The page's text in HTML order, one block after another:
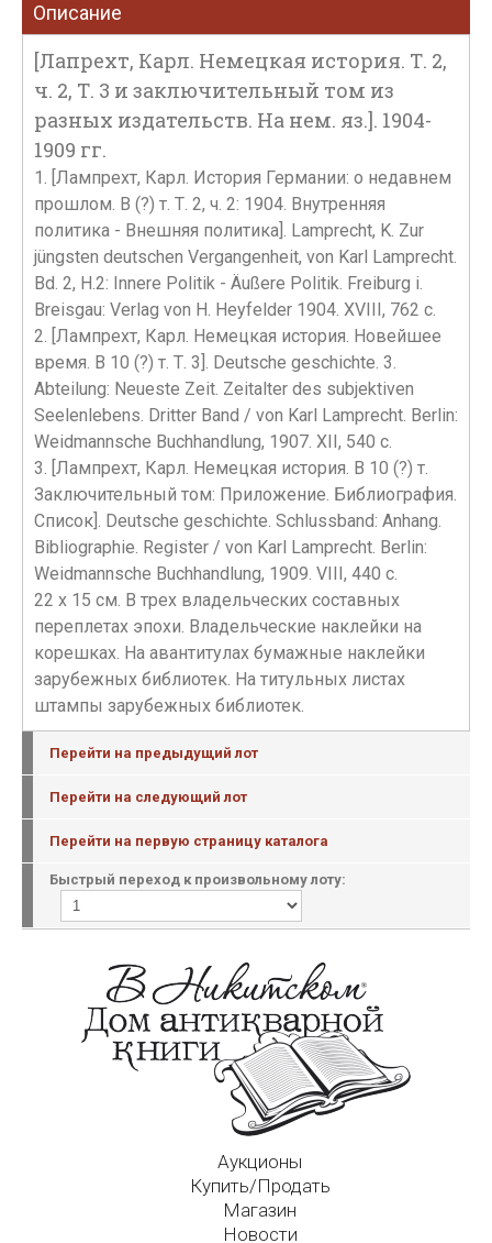
Описание
[Лапрехт, Карл. Немецкая история. Т. 2,
ч. 2, Т. 3 и заключительный том из
разных издательств. На нем. яз.]. 1904-
1909 гг.
1. [Лампрехт, Карл. История Германии: о недавнем
прошлом. В (?) т. Т. 2, ч. 2: 1904. Внутренняя
политика - Внешняя политика]. Lamprecht, K. Zur
jüngsten deutschen Vergangenheit, von Karl Lamprecht.
Bd. 2, H.2: Innere Politik - Äußere Politik. Freiburg i.
Breisgau: Verlag von Н. Heyfelder 1904. XVIII, 762 с.
2. [Лампрехт, Карл. Немецкая история. Новейшее
время. В 10 (?) т. Т. 3]. Deutsche geschichte. 3.
Abteilung: Neueste Zeit. Zeitalter des subjektiven
Seelenlebens. Dritter Band / von Karl Lamprecht. Berlin:
Weidmannsche Buchhandlung, 1907. XII, 540 с.
3. [Лампрехт, Карл. Немецкая история. В 10 (?) т.
Заключительный том: Приложение. Библиография.
Список]. Deutsche geschichte. Schlussband: Anhang.
Bibliographie. Register / von Karl Lamprecht. Berlin:
Weidmannsche Buchhandlung, 1909. VIII, 440 с.
22 х 15 см. В трех владельческих составных
переплетах эпохи. Владельческие наклейки на
корешках. На авантитулах бумажные наклейки
зарубежных библиотек. На титульных листах
штампы зарубежных библиотек.
Перейти на предыдущий лот
Перейти на следующий лот
Перейти на первую страницу каталога
Быстрый переход к произвольному лоту:
Аукционы
Купить/Продать
Магазин
Новости